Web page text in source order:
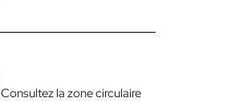
Consultez la zone circulaire